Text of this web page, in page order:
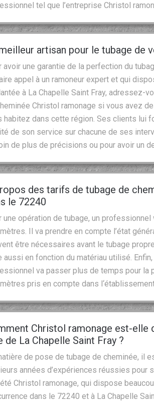
tel que l’entreprise Christol
artisan pour le tubage de
avoir une garantie de la perfection du
appel à un ramoneur expert et qui
à La Chapelle Saint Fray, adressez-
Christol ramonage si vous avez
habitez dans cette région. Ses clients lui
de son service sur chacune de ses
de plus de précisions ou pour avoir un
des tarifs de tubage de
le 72240
une opération de tubage, un
Il va prendre en compte l’état
être nécessaires avant le tubage
aussi en fonction du matériau utilisé.
va passer plus de temps pour la
pris en compte dans
Christol ramonage est-elle
de La Chapelle Saint Fray ?
de pose de tubage de cheminée, il
années d’expériences réussies pour
Christol ramonage, qui dispose
dans le 72240 et à La Chapelle